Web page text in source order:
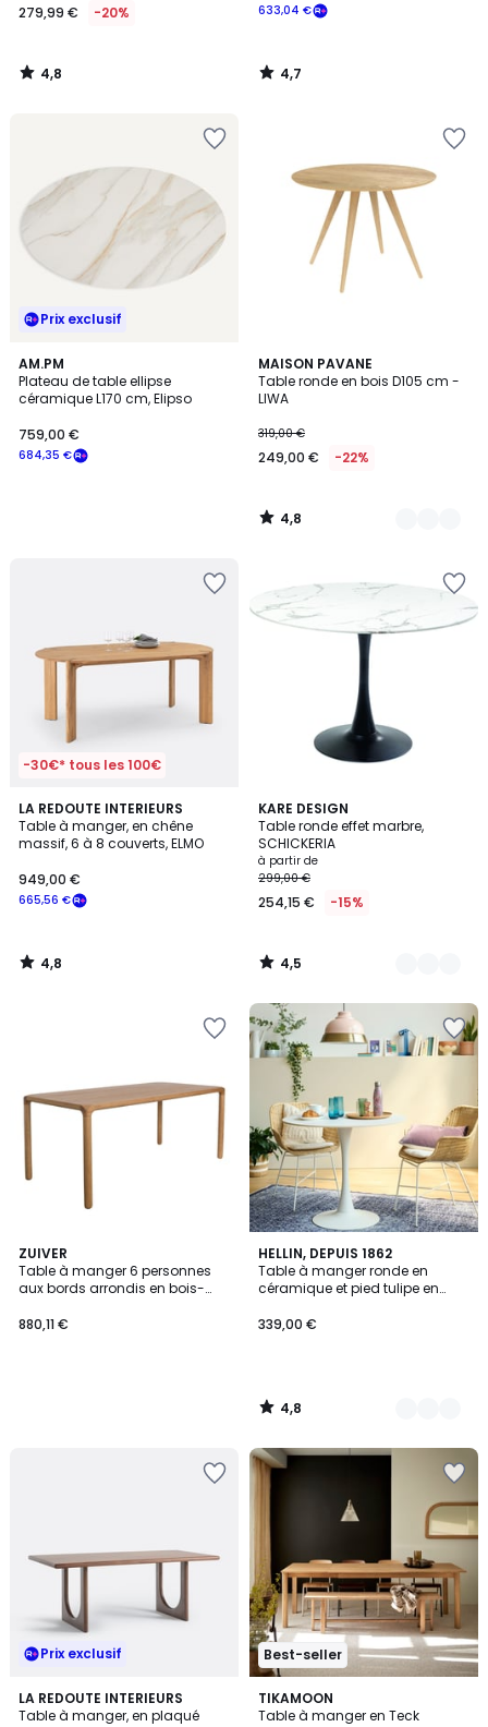
279,99 € -20%
4,8
/
633,04 €
4,7
/
Prix exclusif
AM.PM
Plateau de table ellipse
céramique L170 cm, Elipso
684,35 €
759,00 €
MAISON PAVANE
Table ronde en bois D105 cm -
LIWA
319,00 €
249,00 € -22%
4,8
/ 5
2
Couleurs
4,8
/
-30€* tous les 100€
LA REDOUTE INTERIEURS
Table à manger, en chêne
massif, 6 à 8 couverts, ELMO
665,56 €
949,00 €
4,8
/ 5
4,8
/
KARE DESIGN
Table ronde effet marbre,
SCHICKERIA
à partir de
299,00 €
254,15 € -15%
4,5
/ 5
3
Couleurs
4,5
/
ZUIVER
Table à manger 6 personnes
aux bords arrondis en bois-
880,11 €
HELLIN, DEPUIS 1862
Table à manger ronde en
céramique et pied tulipe en
339,00 €
4,8
/ 5
2
Couleurs
4,8
/
Prix exclusif
LA REDOUTE INTERIEURS
Table à manger, en plaqué
2,5
/ 5
Best-seller
TIKAMOON
Table à manger en Teck